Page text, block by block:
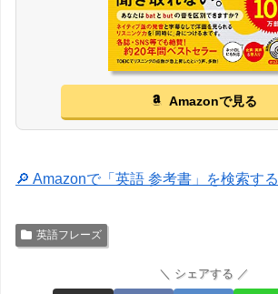
Amazonで見る
🔎 Amazonで「英語 参考書」を検索する
英語フレーズ
＼ シェアする ／